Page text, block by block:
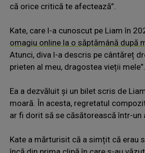
că orice critică te afectează”.
Kate, care l-a cunoscut pe Liam în
omagiu online la o săptămână după
Atunci, diva l-a descris pe cântăreț
prieten al meu, dragostea vieții mele”.
Ea a dezvăluit și un bilet scris de
moară. În acesta, regretatul
ar fi dorit să se căsătorească într-un
Kate a mărturisit că a simțit că erau